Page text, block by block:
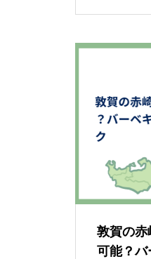
敦賀の赤
可能？バ